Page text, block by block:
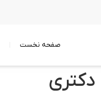
صفحه نخست
دکتری